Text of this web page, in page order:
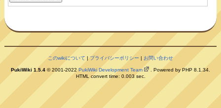
このwikiについて |プライバシーポリシー | お問い合わせ
PukiWiki 1.5.4 © 2001-2022PukiWiki Development Team
. Powered by PHP 8.1.34.
HTML convert time: 0.003 sec.